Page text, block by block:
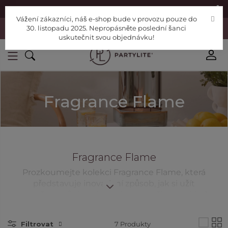
|
Vážení zákazníci, náš e-shop bude v provozu pouze do 30. listopadu
2025. Nepropásněte poslední šanci uskutečnit svou objednávku!
Fragrance Flame
Fragrance Flame
Prozkoumejte kolekci Fragrance Flame, která
představuje inovativní způsob, jak si užít
Filtrovat 7 Produkty
Vážení zákazníci, náš e-shop bude v provozu pouze do
30. listopadu 2025. Nepropásněte poslední šanci
uskutečnit svou objednávku!